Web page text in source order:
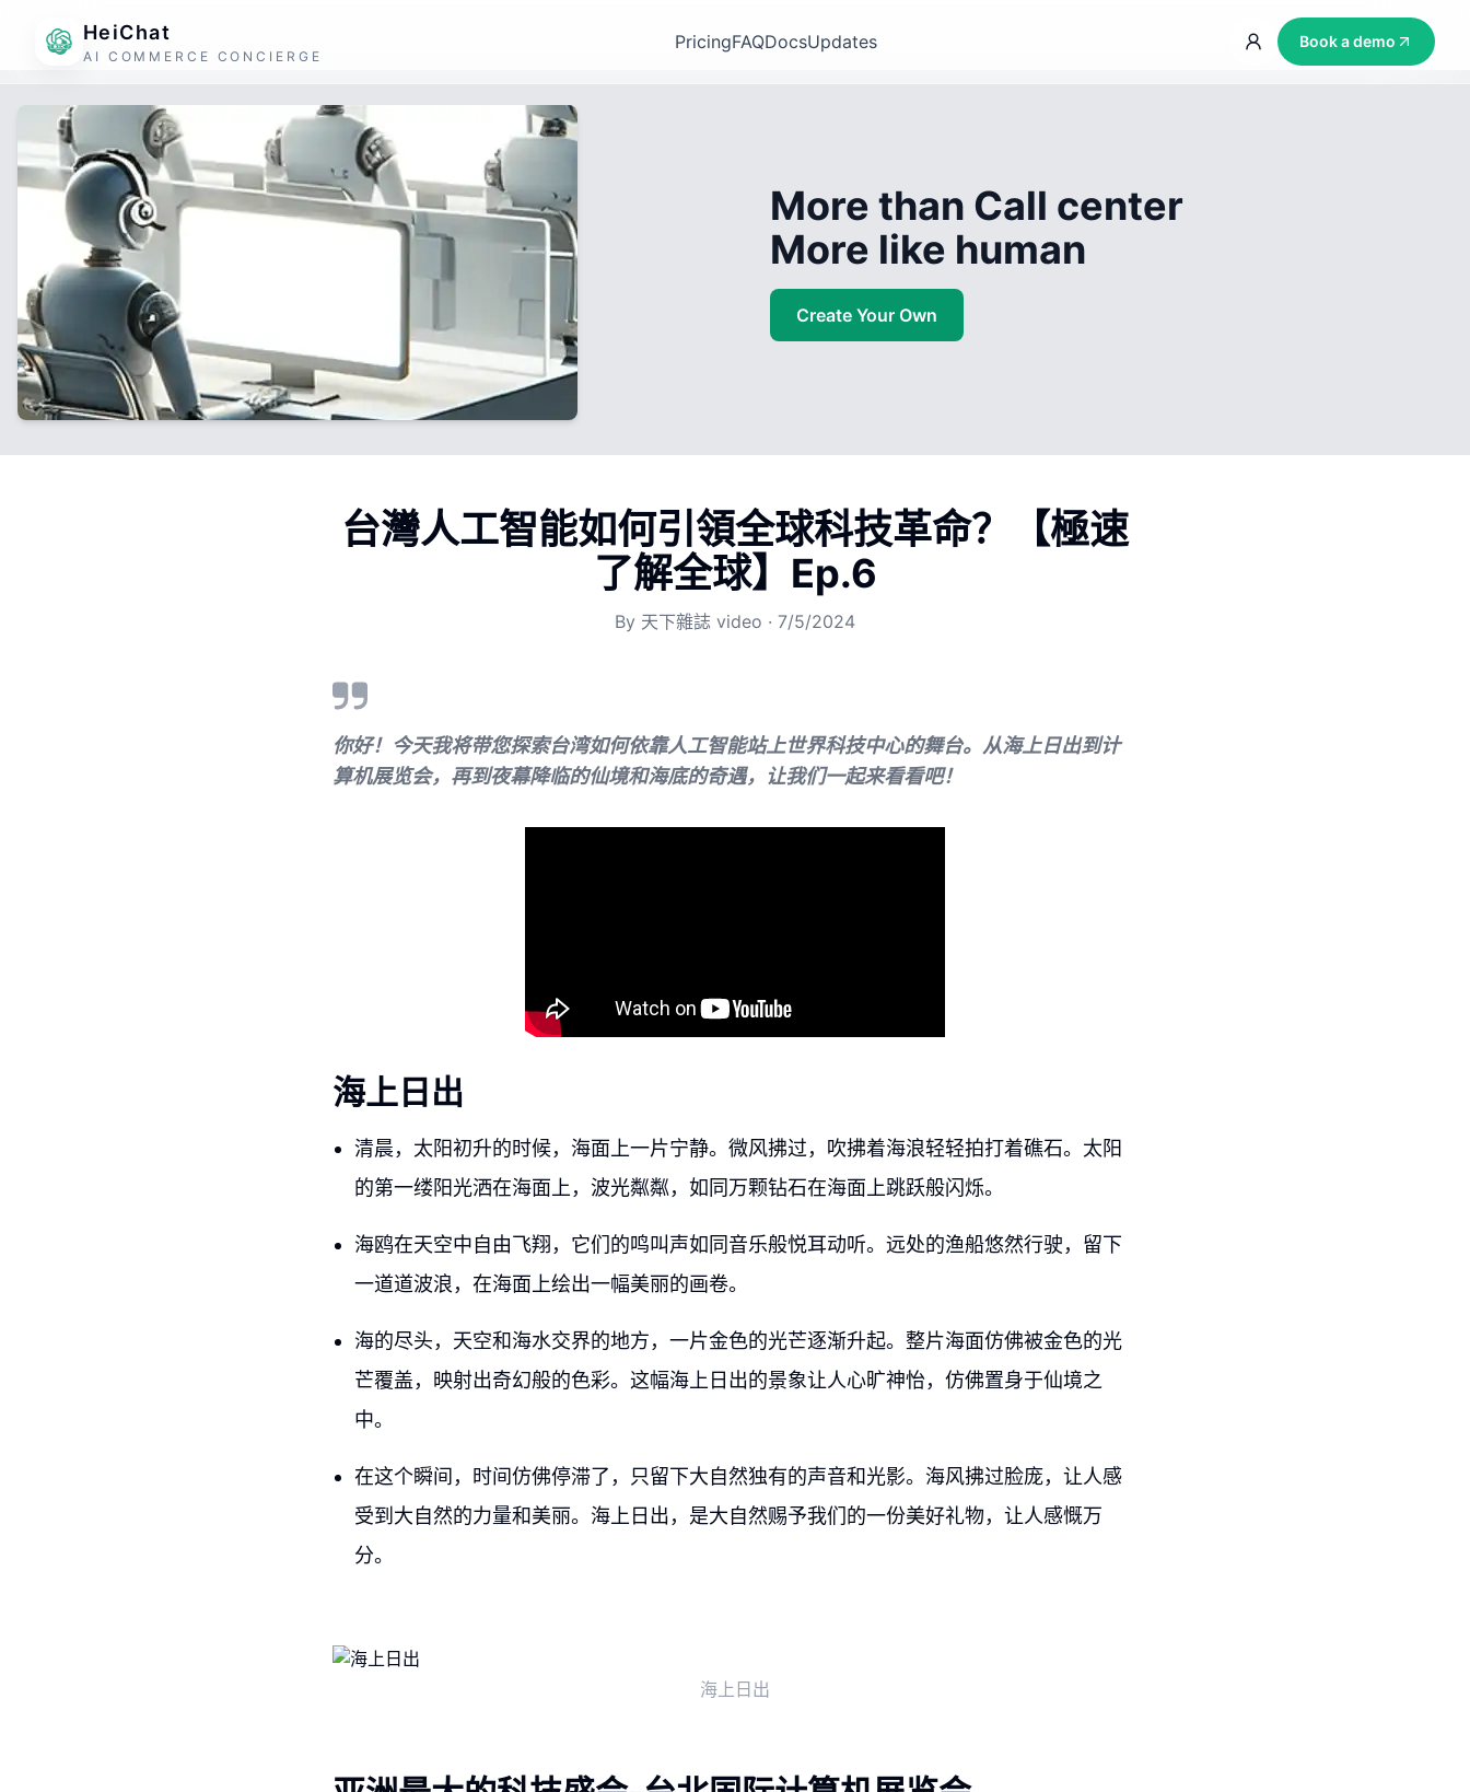
HeiChat
AI COMMERCE CONCIERGE
PricingFAQDocsUpdates Book a demo
More than Call center
More like human
Create Your Own
台灣人工智能如何引領全球科技革命？【極速
了解全球】Ep.6
By 天下雜誌 video · 7/5/2024
你好！今天我将带您探索台湾如何依靠人工智能站上世界科技中心的舞台。从海上日出到计
算机展览会，再到夜幕降临的仙境和海底的奇遇，让我们一起来看看吧！
海上日出
清晨，太阳初升的时候，海面上一片宁静。微风拂过，吹拂着海浪轻轻拍打着礁石。太阳
的第一缕阳光洒在海面上，波光粼粼，如同万颗钻石在海面上跳跃般闪烁。
海鸥在天空中自由飞翔，它们的鸣叫声如同音乐般悦耳动听。远处的渔船悠然行驶，留下
一道道波浪，在海面上绘出一幅美丽的画卷。
海的尽头，天空和海水交界的地方，一片金色的光芒逐渐升起。整片海面仿佛被金色的光
芒覆盖，映射出奇幻般的色彩。这幅海上日出的景象让人心旷神怡，仿佛置身于仙境之
中。
在这个瞬间，时间仿佛停滞了，只留下大自然独有的声音和光影。海风拂过脸庞，让人感
受到大自然的力量和美丽。海上日出，是大自然赐予我们的一份美好礼物，让人感慨万
分。
海上日出